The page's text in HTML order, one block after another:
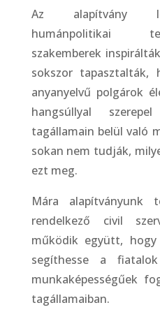
Az alapítvány
humánpolitikai
szakemberek
sokszor
anyanyelvű polgárok
hangsúllyal
tagállamain belül való
sokan nem tudják,
ezt meg.
Mára alapítványunk
rendelkező civil
működik együtt, hogy
segíthesse a
munkaképességűek
tagállamaiban.